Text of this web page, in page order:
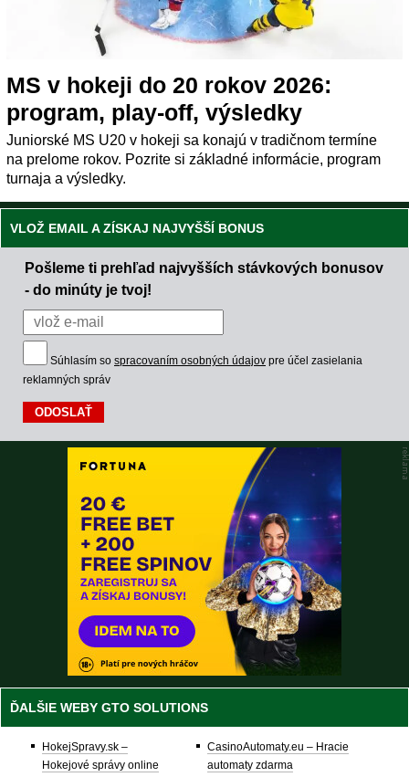
MS v hokeji do 20 rokov 2026:
program, play-off, výsledky
Juniorské MS U20 v hokeji sa konajú v tradičnom termíne
na prelome rokov. Pozrite si základné informácie, program
turnaja a výsledky.
VLOŽ EMAIL A ZÍSKAJ NAJVYŠŠÍ BONUS
Pošleme ti prehľad najvyšších stávkových bonusov
- do minúty je tvoj!
Súhlasím so spracovaním osobných údajov pre účel zasielania
reklamných správ
ĎALŠIE WEBY GTO SOLUTIONS
HokejSpravy.sk –
Hokejové správy online
CasinoAutomaty.eu – Hracie
automaty zdarma